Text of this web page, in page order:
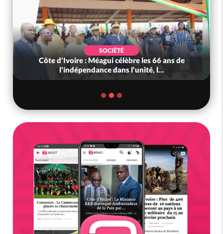
SOCIÉTÉ
Côte d'Ivoire : Méagui célèbre les 66 ans de
l'indépendance dans l'unité, l...